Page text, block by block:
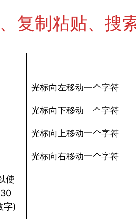
复制粘贴、搜
光标向左移动一个字符
光标向下移动一个字符
光标向上移动一个字符
光标向右移动一个字符
使
字)